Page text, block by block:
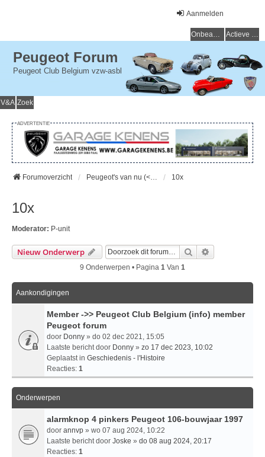
Aanmelden
Onbeantwoorde onderwerpen Actieve onderwerpen
Peugeot Forum
Peugeot Club Belgium vzw-asbl
V&A Zoek
ADVERTENTIE
Forumoverzicht Peugeot's van nu (< 15 jaar) - Peugeot d'aujourd'hui (< 15 ans) 10x
10x
Moderator: P-unit
Nieuw Onderwerp Zoek
9 Onderwerpen • Pagina 1 Van 1
Aankondigingen
Member ->> Peugeot Club Belgium (info) member
Peugeot forum
door Donny » do 02 dec 2021, 15:05
Laatste bericht door Donny » zo 17 dec 2023, 10:02
Geplaatst in Geschiedenis - l'Histoire
Reacties: 1
Onderwerpen
alarmknop 4 pinkers Peugeot 106-bouwjaar 1997
door annvp » wo 07 aug 2024, 10:22
Laatste bericht door Joske » do 08 aug 2024, 20:17
Reacties: 1